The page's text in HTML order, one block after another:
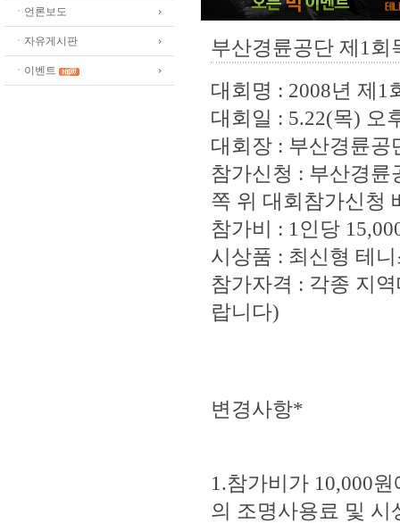
ㆍ언론보도
ㆍ자유게시판
ㆍ이벤트
부산경륜공단 제1회
대회명 : 2008년 제1
대회일 : 5.22(목) 오
대회장 : 부산경륜공
참가신청 : 부산경
쪽 위 대회참가신청
참가비 : 1인당
시상품 : 최신형 테
참가자격 : 각종 지
랍니다)
변경사항*
1.참가비가 10,000
의 조명사용료 및 시